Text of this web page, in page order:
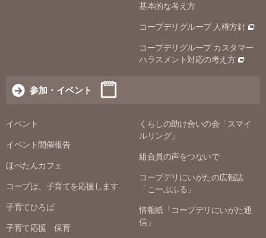
基本的な考え方
コープデリグループ 人権方針
コープデリグループ カスタマー
ハラスメント対応の考え方
参加・イベント
イベント
イベント開催報告
ほぺたんカフェ
コープは、子育てを応援します
子育てひろば
子育て応援 保育
くらしの助け合いの会「スマイ
ルリング」
組合員の声をつないで
コープデリにいがたの広報誌
「こーぷふる」
情報紙「コープデリにいがた通
信」